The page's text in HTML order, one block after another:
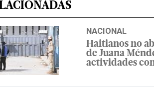
NACIONAL
Haitianos no
de Juana
actividades